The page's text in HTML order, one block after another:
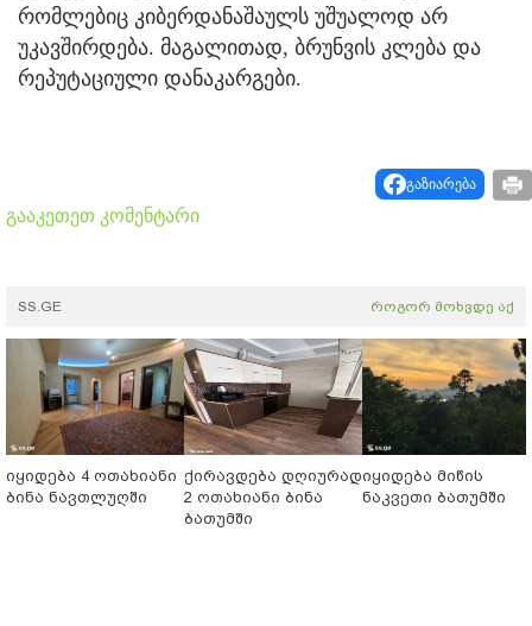
რომლებიც კიბერდანაშაულს უშუალოდ არ
უკავშირდება. მაგალითად, ბრუნვის კლება და
რეპუტაციული დანაკარგები.
გაზიარება
გააკეთეთ კომენტარი
SS.GE როგორ მოხვდე აქ
იყიდება 4 ოთახიანი
ბინა ნავთლუღში
ქირავდება დღიურად
2 ოთახიანი ბინა
ბათუმში
იყიდება მიწის
ნაკვეთი ბათუმში